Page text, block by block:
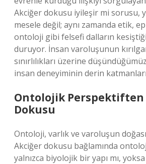
Akciğer dokusu iyileşir mi sorusu,
mesele değil; aynı zamanda etik,
ontoloji gibi felsefi dalların
duruyor. İnsan varoluşunun
sınırlılıkları üzerine
insan deneyiminin derin
Ontolojik Perspektiften
Dokusu
Ontoloji, varlık ve varoluşun
Akciğer dokusu bağlamında
yalnızca biyolojik bir yapı mı,